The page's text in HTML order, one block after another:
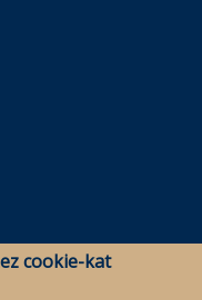
cookie-kat